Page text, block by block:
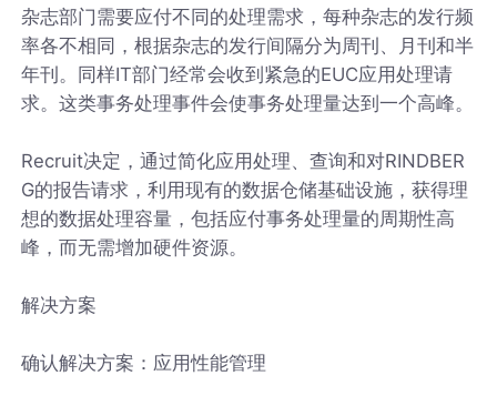
杂志部门需要应付不同的处理需求，每种杂志的发行频
率各不相同，根据杂志的发行间隔分为周刊、月刊和半
年刊。同样IT部门经常会收到紧急的EUC应用处理请
求。这类事务处理事件会使事务处理量达到一个高峰。
Recruit决定，通过简化应用处理、查询和对RINDBER
G的报告请求，利用现有的数据仓储基础设施，获得理
想的数据处理容量，包括应付事务处理量的周期性高
峰，而无需增加硬件资源。
解决方案
确认解决方案：应用性能管理